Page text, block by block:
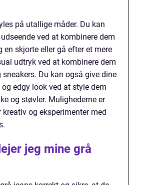
på utallige måder. Du kan
ved at kombinere dem
en skjorte eller gå efter et mere
udtryk ved at kombinere dem
sneakers. Du kan også give dine
edgy look ved at style dem
og støvler. Mulighederne er
og eksperimenter med
jeg mine grå